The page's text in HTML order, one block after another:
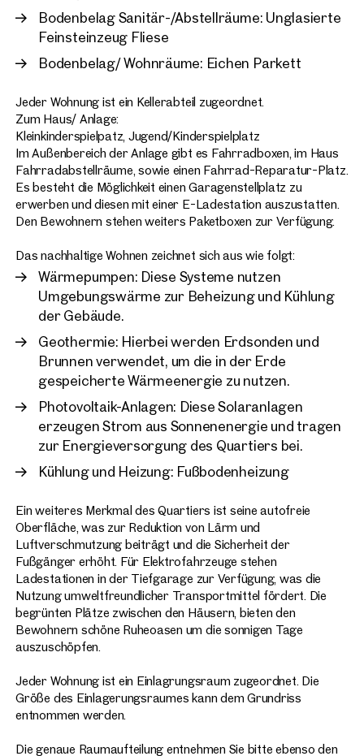
Bodenbelag Sanitär-/Abstellräume: Unglasierte
Feinsteinzeug Fliese
Bodenbelag/ Wohnräume: Eichen Parkett
Jeder Wohnung ist ein Kellerabteil zugeordnet.
Zum Haus/ Anlage:
Kleinkinderspielpatz, Jugend/Kinderspielplatz
Im Außenbereich der Anlage gibt es Fahrradboxen, im Haus
Fahrradabstellräume, sowie einen Fahrrad-Reparatur-Platz.
Es besteht die Möglichkeit einen Garagenstellplatz zu
erwerben und diesen mit einer E-Ladestation auszustatten.
Den Bewohnern stehen weiters Paketboxen zur Verfügung.
Das nachhaltige Wohnen zeichnet sich aus wie folgt:
Wärmepumpen: Diese Systeme nutzen
Umgebungswärme zur Beheizung und Kühlung
der Gebäude.
Geothermie: Hierbei werden Erdsonden und
Brunnen verwendet, um die in der Erde
gespeicherte Wärmeenergie zu nutzen.
Photovoltaik-Anlagen: Diese Solaranlagen
erzeugen Strom aus Sonnenenergie und tragen
zur Energieversorgung des Quartiers bei.
Kühlung und Heizung: Fußbodenheizung
Ein weiteres Merkmal des Quartiers ist seine autofreie
Oberfläche, was zur Reduktion von Lärm und
Luftverschmutzung beiträgt und die Sicherheit der
Fußgänger erhöht. Für Elektrofahrzeuge stehen
Ladestationen in der Tiefgarage zur Verfügung, was die
Nutzung umweltfreundlicher Transportmittel fördert. Die
begrünten Plätze zwischen den Häusern, bieten den
Bewohnern schöne Ruheoasen um die sonnigen Tage
auszuschöpfen.
Jeder Wohnung ist ein Einlagrungsraum zugeordnet. Die
Größe des Einlagerungsraumes kann dem Grundriss
entnommen werden.
Die genaue Raumaufteilung entnehmen Sie bitte ebenso den